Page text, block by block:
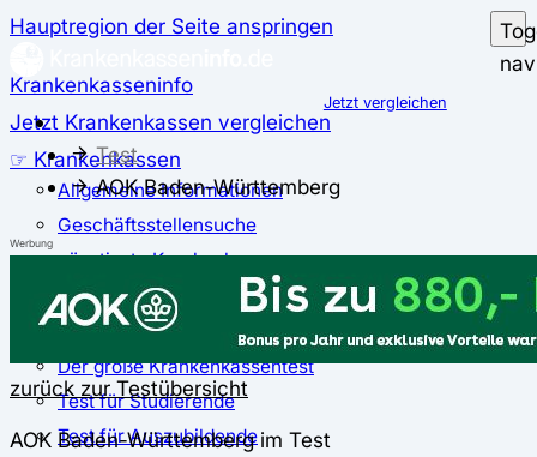
Hauptregion der Seite anspringen
Krankenkasseninfo
Jetzt Krankenkassen vergleichen
☞ Krankenkassen
Allgemeine Informationen
Geschäftsstellensuche
günstigste Krankenkassen
Zusatzbeitrag
✅ Krankenkassen Test
Der große Krankenkassentest
Test für Studierende
Test für Auszubildende
Jetzt vergleichen
Test
AOK Baden-Württemberg
Werbung
zurück zur Testübersicht
AOK Baden-Württemberg im Test